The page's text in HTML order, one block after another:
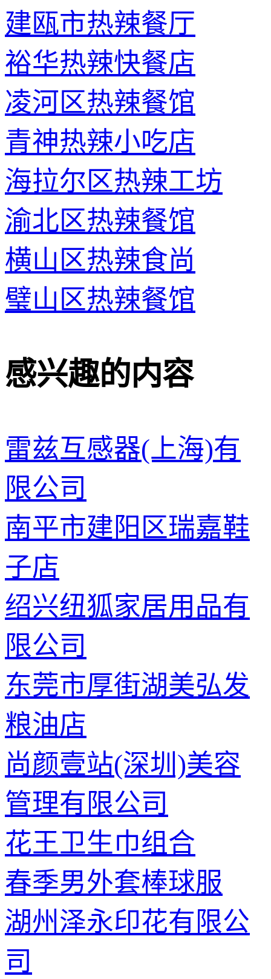
建瓯市热辣餐厅
裕华热辣快餐店
凌河区热辣餐馆
青神热辣小吃店
海拉尔区热辣工坊
渝北区热辣餐馆
横山区热辣食尚
璧山区热辣餐馆
感兴趣的内容
雷兹互感器(上海)有
限公司
南平市建阳区瑞嘉鞋
子店
绍兴纽狐家居用品有
限公司
东莞市厚街湖美弘发
粮油店
尚颜壹站(深圳)美容
管理有限公司
花王卫生巾组合
春季男外套棒球服
湖州泽永印花有限公
司